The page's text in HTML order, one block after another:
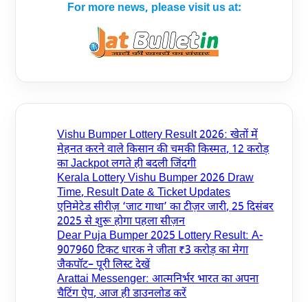
For more news, please visit us at:
Vishu Bumper Lottery Result 2026: खेतों में
मेहनत करने वाले किसान की चमकी किस्मत, 12 करोड़
का Jackpot लगते ही बदली जिंदगी
Kerala Lottery Vishu Bumper 2026 Draw
Time, Result Date & Ticket Updates
एनिमेटेड सीरीज़ ‘जाट गाथा’ का टीज़र जारी, 25 दिसंबर
2025 से शुरू होगा पहला सीज़न
Dear Puja Bumper 2025 Lottery Result: A-
907960 टिकट धारक ने जीता ₹3 करोड़ का मेगा
जैकपॉट– पूरी लिस्ट देखें
Arattai Messenger: आत्मनिर्भर भारत का अपना
चैटिंग ऐप, आज ही डाउनलोड करें